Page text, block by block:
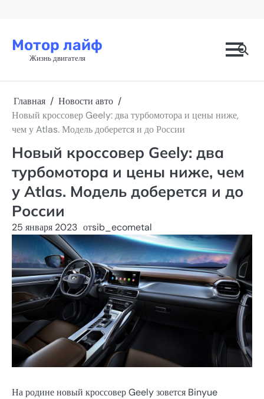
Мотор лайф
Жизнь двигателя
Главная
Новости авто
Новый кроссовер Geely: два турбомотора и цены ниже,
чем у Atlas. Модель доберется и до России
Новый кроссовер Geely: два
турбомотора и цены ниже, чем
у Atlas. Модель доберется и до
России
25 января 2023 отsib_ecometal
На родине новый кроссовер Geely зовется Binyue